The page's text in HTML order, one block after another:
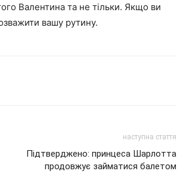
Валентина та не тільки. Якщо ви
вашу рутину.
наступна стаття
Підтверджено: принцеса Шарлотта
продовжує займатися балетом